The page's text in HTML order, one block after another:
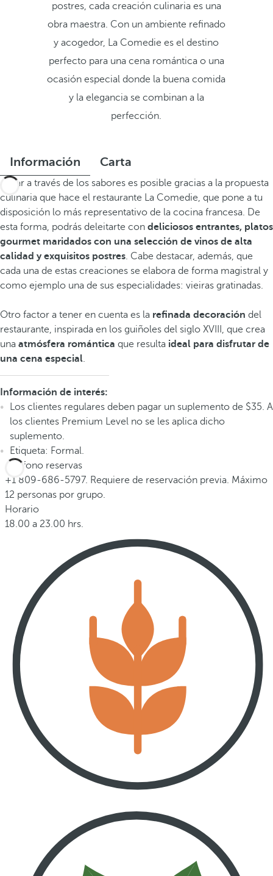
postres, cada creación culinaria es una
obra maestra. Con un ambiente refinado
y acogedor, La Comedie es el destino
perfecto para una cena romántica o una
ocasión especial donde la buena comida
y la elegancia se combinan a la
perfección.
Información Carta
Viajar a través de los sabores es posible gracias a la propuesta
culinaria que hace el restaurante La Comedie, que pone a tu
disposición lo más representativo de la cocina francesa. De
esta forma, podrás deleitarte con deliciosos entrantes, platos
gourmet maridados con una selección de vinos de alta
calidad y exquisitos postres. Cabe destacar, además, que
cada una de estas creaciones se elabora de forma magistral y
como ejemplo una de sus especialidades: vieiras gratinadas.
Otro factor a tener en cuenta es la refinada decoración del
restaurante, inspirada en los guiñoles del siglo XVIII, que crea
una atmósfera romántica que resulta ideal para disfrutar de
una cena especial.
Información de interés:
Los clientes regulares deben pagar un suplemento de $35. A
los clientes Premium Level no se les aplica dicho
suplemento.
Etiqueta: Formal.
Teléfono reservas
+1 809-686-5797. Requiere de reservación previa. Máximo
12 personas por grupo.
Horario
18.00 a 23.00 hrs.